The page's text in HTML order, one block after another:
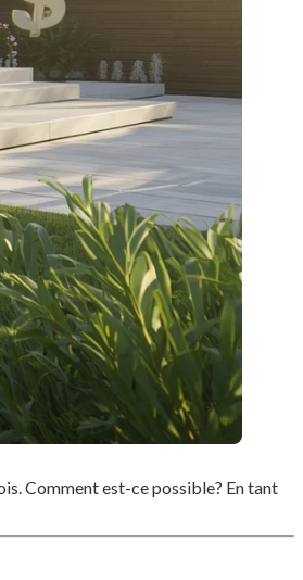
Comment est-ce possible? En tant